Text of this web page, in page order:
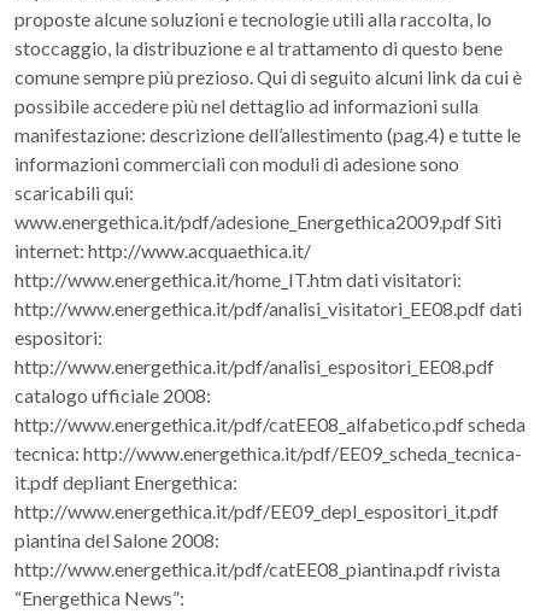
proposte alcune soluzioni e tecnologie utili alla raccolta, lo
stoccaggio, la distribuzione e al trattamento di questo bene
comune sempre più prezioso. Qui di seguito alcuni link da cui è
possibile accedere più nel dettaglio ad informazioni sulla
manifestazione: descrizione dell’allestimento (pag.4) e tutte le
informazioni commerciali con moduli di adesione sono
scaricabili qui:
www.energethica.it/pdf/adesione_Energethica2009.pdf Siti
internet: http://www.acquaethica.it/
http://www.energethica.it/home_IT.htm dati visitatori:
http://www.energethica.it/pdf/analisi_visitatori_EE08.pdf dati
espositori:
http://www.energethica.it/pdf/analisi_espositori_EE08.pdf
catalogo ufficiale 2008:
http://www.energethica.it/pdf/catEE08_alfabetico.pdf scheda
tecnica: http://www.energethica.it/pdf/EE09_scheda_tecnica-
it.pdf depliant Energethica:
http://www.energethica.it/pdf/EE09_depl_espositori_it.pdf
piantina del Salone 2008:
http://www.energethica.it/pdf/catEE08_piantina.pdf rivista
“Energethica News”: